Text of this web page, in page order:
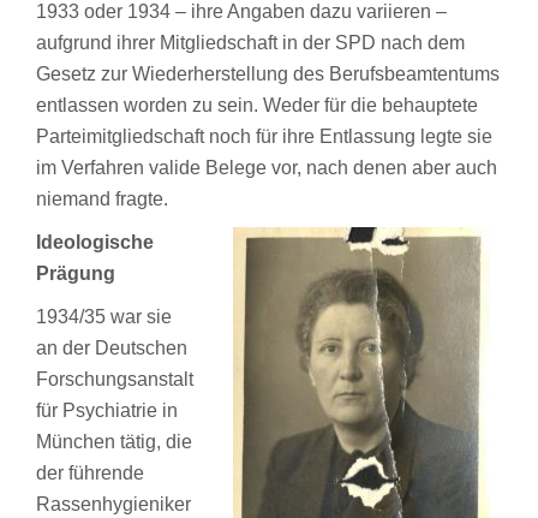
1933 oder 1934 – ihre Angaben dazu variieren –
aufgrund ihrer Mitgliedschaft in der SPD nach dem
Gesetz zur Wiederherstellung des Berufsbeamtentums
entlassen worden zu sein. Weder für die behauptete
Parteimitgliedschaft noch für ihre Entlassung legte sie
im Verfahren valide Belege vor, nach denen aber auch
niemand fragte.
Ideologische
Prägung
1934/35 war sie
an der Deutschen
Forschungsanstalt
für Psychiatrie in
München tätig, die
der führende
Rassenhygieniker